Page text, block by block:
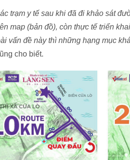
trạm y tế sau khi đã đi khảo sát
map (bản đồ), còn thực tế triển
vấn đề này thì những hạng mục
cho biết.